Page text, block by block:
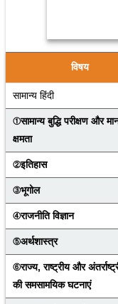
विषय
सामान्य हिंदी
①सामान्य बुद्धि परीक्षण और
क्षमता
②इतिहास
③भूगोल
④राजनीति विज्ञान
⑤अर्थशास्त्र
⑥राज्य, राष्ट्रीय और
की समसामयिक घटनाएं